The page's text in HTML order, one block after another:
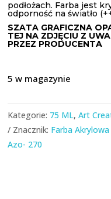
podłożach. Farba jest
odporność na światło
SZATA GRAFICZNA
TEJ NA ZDJĘCIU Z
PRZEZ PRODUCENTA
5 w magazynie
Kategorie: 75 ML,Art
Znacznik: Farba
Azo- 270